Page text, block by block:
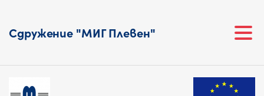
Сдружение "МИГ Плевен"